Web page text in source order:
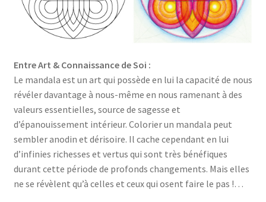
Entre Art & Connaissance de Soi :
Le mandala est un art qui possède en lui la capacité de nous
révéler davantage à nous-même en nous ramenant à des
valeurs essentielles, source de sagesse et
d’épanouissement intérieur. Colorier un mandala peut
sembler anodin et dérisoire. Il cache cependant en lui
d’infinies richesses et vertus qui sont très bénéfiques
durant cette période de profonds changements. Mais elles
ne se révèlent qu’à celles et ceux qui osent faire le pas !…